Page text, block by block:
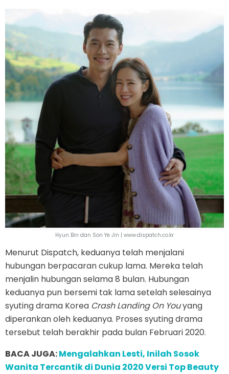
Hyun Bin dan Son Ye Jin | www.dispatch.co.kr
Menurut Dispatch, keduanya telah menjalani
hubungan berpacaran cukup lama. Mereka telah
menjalin hubungan selama 8 bulan. Hubungan
keduanya pun bersemi tak lama setelah selesainya
syuting drama Korea Crash Landing On Youyang
diperankan oleh keduanya. Proses syuting drama
tersebut telah berakhir pada bulan Februari 2020.
BACA JUGA:Mengalahkan Lesti, Inilah Sosok
Wanita Tercantik di Dunia 2020 Versi Top Beauty